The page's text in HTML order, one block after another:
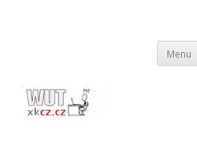
Menu